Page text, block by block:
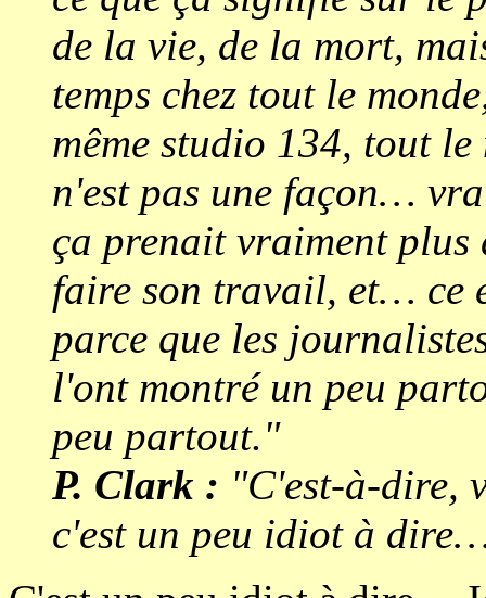
de la vie, de la mort,
temps chez tout le
même studio 134, tout
n'est pas une façon…
ça prenait vraiment plus
faire son travail, et… ce
parce que les
l'ont montré un peu
peu partout."
P. Clark : "C'est-à-dire,
c'est un peu idiot à